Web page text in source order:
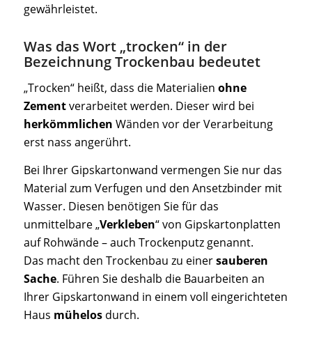
gewährleistet.
Was das Wort „trocken“ in der
Bezeichnung Trockenbau bedeutet
„Trocken“ heißt, dass die Materialien ohne
Zementverarbeitet werden. Dieser wird bei
herkömmlichen Wänden vor der Verarbeitung
erst nass angerührt.
Bei Ihrer Gipskartonwand vermengen Sie nur das
Material zum Verfugen und den Ansetzbinder mit
Wasser. Diesen benötigen Sie für das
unmittelbare „Verkleben“ von Gipskartonplatten
auf Rohwände – auch Trockenputz genannt.
Das macht den Trockenbau zu einersauberen
Sache. Führen Sie deshalb die Bauarbeiten an
Ihrer Gipskartonwand in einem voll eingerichteten
Haus mühelosdurch.